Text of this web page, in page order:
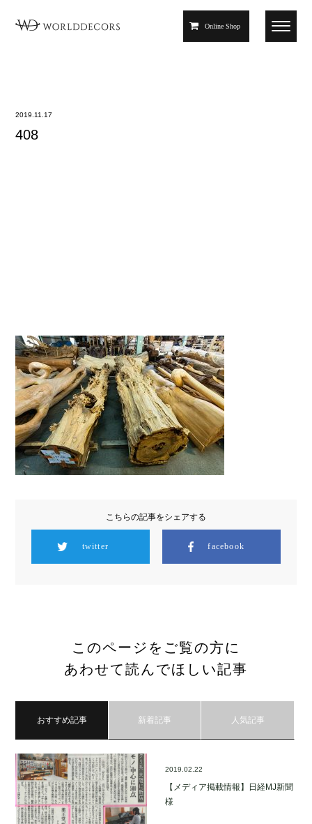
Online Shop
2019.11.17
408
こちらの記事をシェアする
twitter facebook
このページをご覧の方に
あわせて読んでほしい記事
おすすめ記事 新着記事 人気記事
2019.02.22
【メディア掲載情報】日経MJ新聞
様